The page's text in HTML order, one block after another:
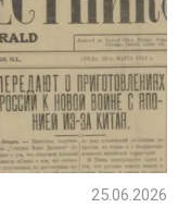
25.06.2026